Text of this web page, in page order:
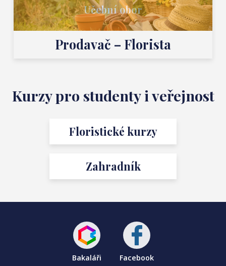
Učební obor
Prodavač – Florista
Kurzy pro studenty i veřejnost
Floristické kurzy
Zahradník
Bakaláři Facebook